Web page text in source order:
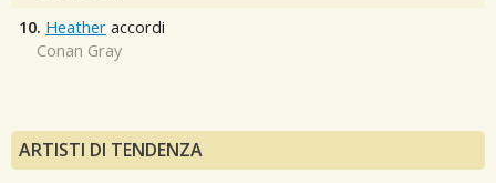
10. Heather accordi
Conan Gray
ARTISTI DI TENDENZA